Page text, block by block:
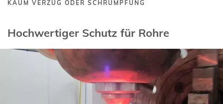
KAUM VERZUG ODER SCHRUMPFUNG
Hochwertiger Schutz für Rohre